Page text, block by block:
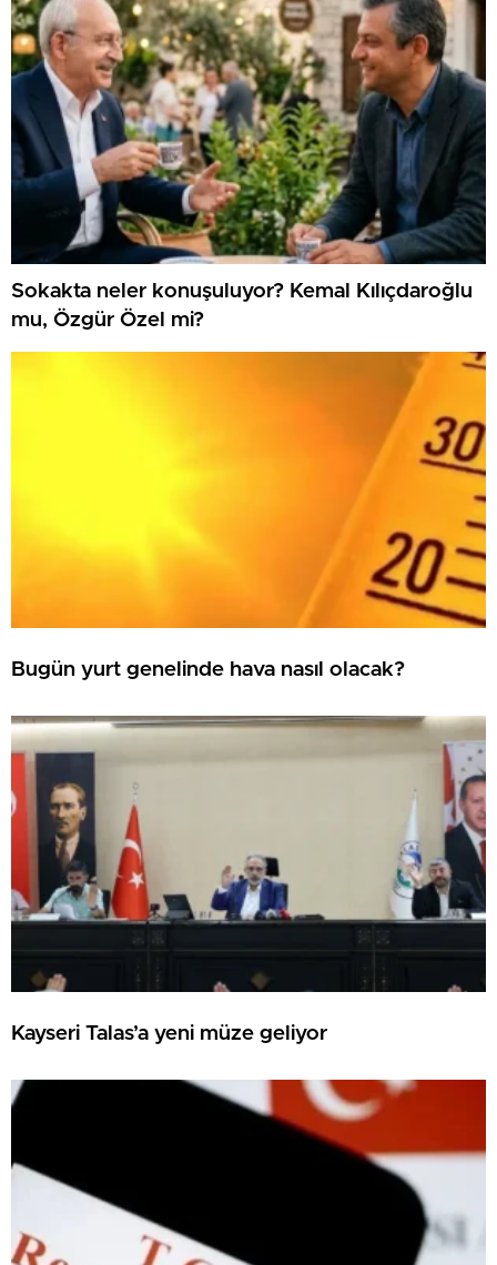
Sokakta neler konuşuluyor? Kemal Kılıçdaroğlu
mu, Özgür Özel mi?
Bugün yurt genelinde hava nasıl olacak?
Kayseri Talas’a yeni müze geliyor